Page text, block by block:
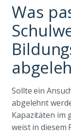
Was
Sollte ein
abgelehnt
Kapazitäten im
weist in diesem